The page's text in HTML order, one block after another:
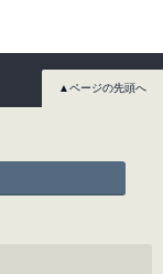
▲ページの先頭へ